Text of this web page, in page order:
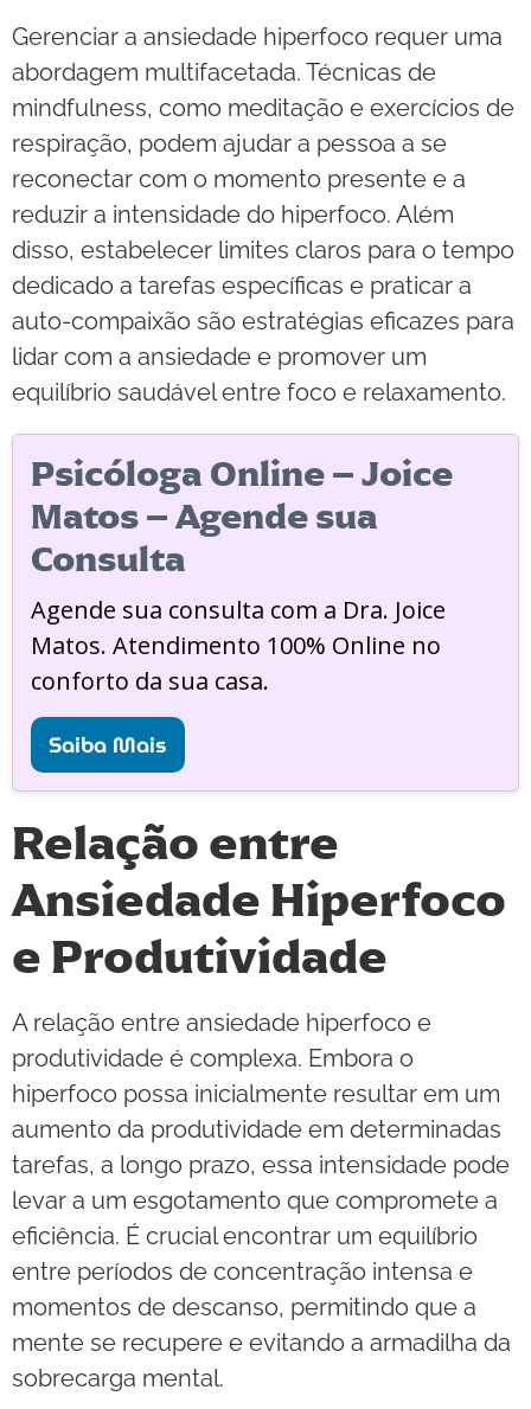
Gerenciar a ansiedade hiperfoco requer uma
abordagem multifacetada. Técnicas de
mindfulness, como meditação e exercícios de
respiração, podem ajudar a pessoa a se
reconectar com o momento presente e a
reduzir a intensidade do hiperfoco. Além
disso, estabelecer limites claros para o tempo
dedicado a tarefas específicas e praticar a
auto-compaixão são estratégias eficazes para
lidar com a ansiedade e promover um
equilíbrio saudável entre foco e relaxamento.
Psicóloga Online – Joice
Matos – Agende sua
Consulta
Agende sua consulta com a Dra. Joice
Matos. Atendimento 100% Online no
conforto da sua casa.
Saiba Mais
Relação entre
Ansiedade Hiperfoco
e Produtividade
A relação entre ansiedade hiperfoco e
produtividade é complexa. Embora o
hiperfoco possa inicialmente resultar em um
aumento da produtividade em determinadas
tarefas, a longo prazo, essa intensidade pode
levar a um esgotamento que compromete a
eficiência. É crucial encontrar um equilíbrio
entre períodos de concentração intensa e
momentos de descanso, permitindo que a
mente se recupere e evitando a armadilha da
sobrecarga mental.